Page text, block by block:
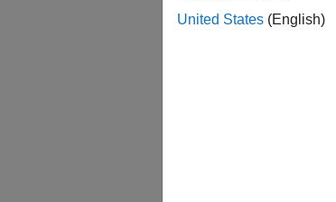
United States (English)